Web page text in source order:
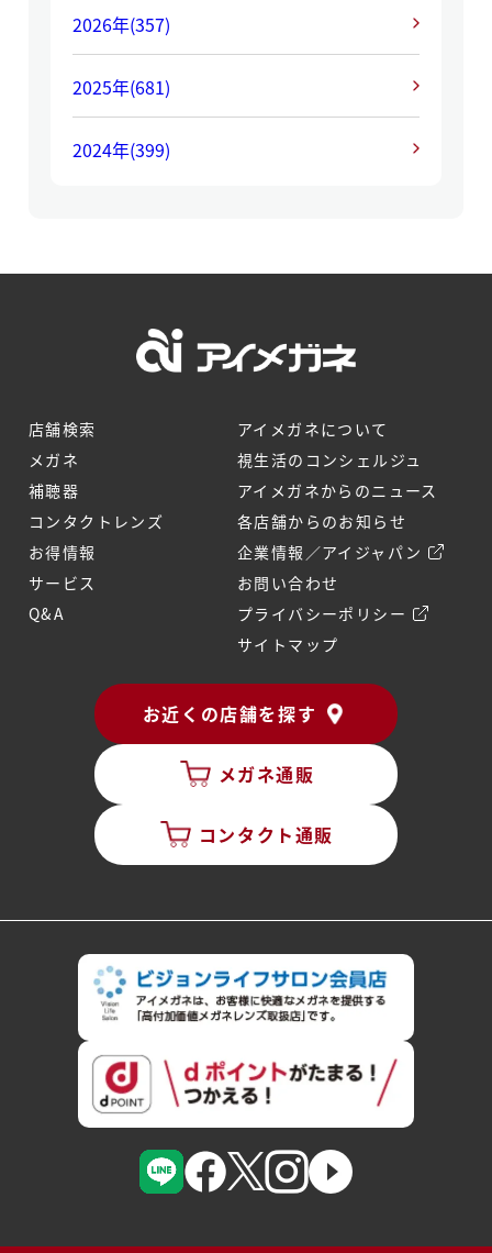
2026年(357)
2025年(681)
2024年(399)
店舗検索
メガネ
補聴器
コンタクトレンズ
お得情報
サービス
Q&A
アイメガネについて
視生活のコンシェルジュ
アイメガネからのニュース
各店舗からのお知らせ
企業情報／アイジャパン
お問い合わせ
プライバシーポリシー
サイトマップ
お近くの店舗を探す
メガネ通販
コンタクト通販